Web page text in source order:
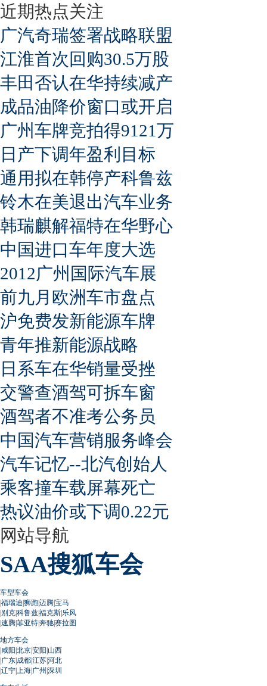
近期热点关注
广汽奇瑞签署战略联盟
江淮首次回购30.5万股
丰田否认在华持续减产
成品油降价窗口或开启
广州车牌竞拍得9121万
日产下调年盈利目标
通用拟在韩停产科鲁兹
铃木在美退出汽车业务
韩瑞麒解福特在华野心
中国进口车年度大选
2012广州国际汽车展
前九月欧洲车市盘点
沪免费发新能源车牌
青年推新能源战略
日系车在华销量受挫
交警查酒驾可拆车窗
酒驾者不准考公务员
中国汽车营销服务峰会
汽车记忆--北汽创始人
乘客撞车载屏幕死亡
热议油价或下调0.22元
网站导航
SAA搜狐车会
车型车会
|福瑞迪|狮跑|迈腾|宝马
|别克|科鲁兹|福克斯|乐风
|速腾|菲亚特|奔驰|赛拉图
地方车会
|咸阳|北京|安阳|山西
|广东|成都|江苏|河北
|辽宁| 上海|广州 |深圳